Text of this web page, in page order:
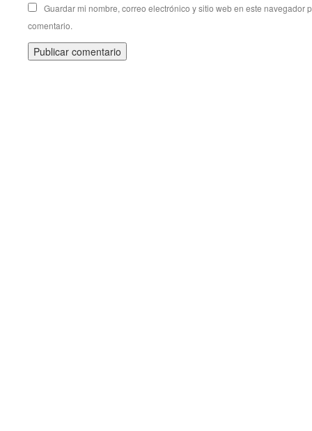
Guardar mi nombre, correo electrónico y sitio web en este navegador
comentario.